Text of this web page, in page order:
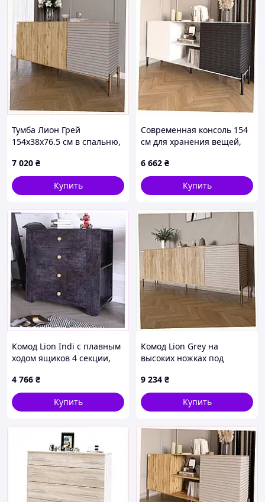
Тумба Лион Грей
154х38х76.5 см в спальню,
7 020 ₴
Купить
Современная консоль 154
см для хранения вещей,
6 662 ₴
Купить
Комод Lion Indi с плавным
ходом ящиков 4 секции,
4 766 ₴
Купить
Комод Lion Grey на
высоких ножках под
9 234 ₴
Купить